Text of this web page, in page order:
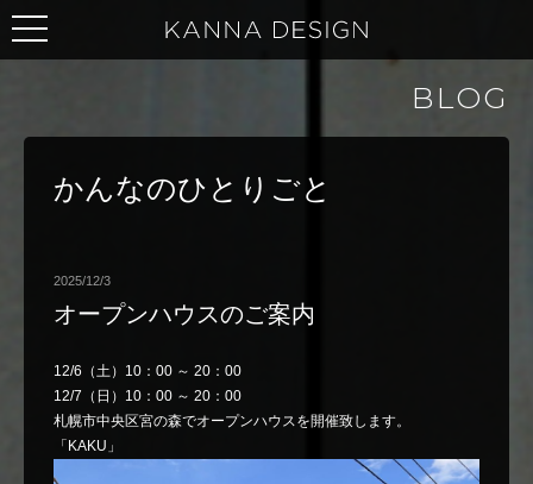
BLOG
かんなのひとりごと
2025/12/3
オープンハウスのご案内
12/6（土）10：00 ～ 20：00
12/7（日）10：00 ～ 20：00
札幌市中央区宮の森でオープンハウスを開催致します。
「KAKU」